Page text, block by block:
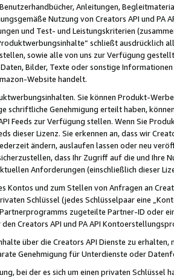
Anleitungen,
Nutzung von Creators API und PA
und Test- und Leistungskriterien
schließt ausdrücklich
sowie alle von uns zur Verfügung
Bilder, Texte oder sonstige
Website handelt.
Sie können Produkt-
schriftliche Genehmigung erteilt haben,
Feeds zur Verfügung stellen. Wenn Sie
dieser Lizenz. Sie erkennen an, dass wir
ändern, auslaufen lassen oder neu
dass Ihr Zugriff auf die und Ihre
Anforderungen (einschließlich dieser
Kontos und zum Stellen von Anfragen an
Schlüssel (jedes Schlüsselpaar eine
zugeteilte Partner-ID oder
Creators API und PA API
über die Creators API Dienste zu
Genehmigung für Unterdienste oder
bei der es sich um einen privaten